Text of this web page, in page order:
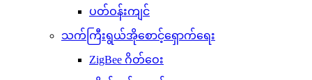
ပတ်ဝန်းကျင်
သက်ကြီးရွယ်အိုစောင့်ရှောက်ရေး
ZigBee ဂိတ်ဝေး